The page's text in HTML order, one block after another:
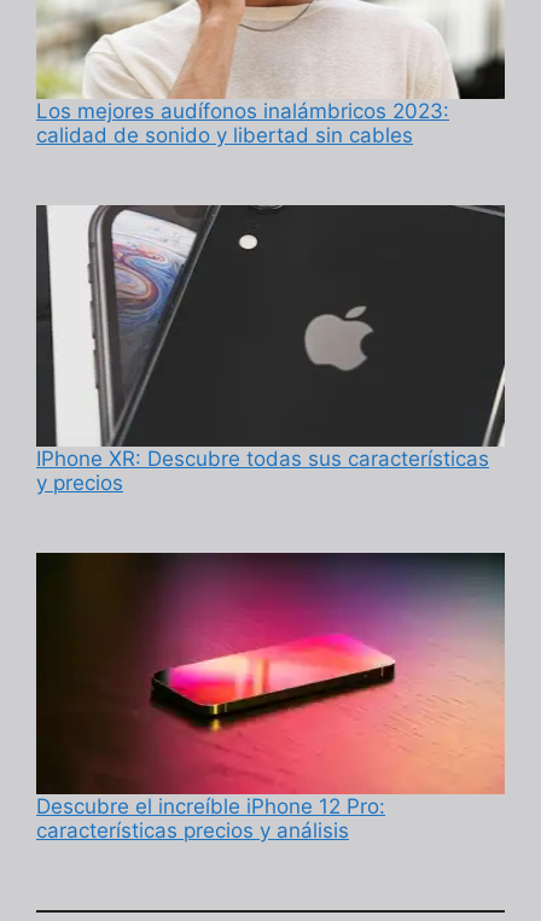
Los mejores audífonos inalámbricos 2023:
calidad de sonido y libertad sin cables
IPhone XR: Descubre todas sus características
y precios
Descubre el increíble iPhone 12 Pro:
características precios y análisis